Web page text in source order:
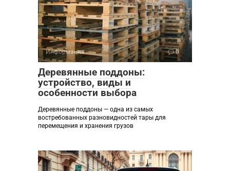
Информация 0
Деревянные поддоны:
устройство, виды и
особенности выбора
Деревянные поддоны — одна из самых
востребованных разновидностей тары для
перемещения и хранения грузов